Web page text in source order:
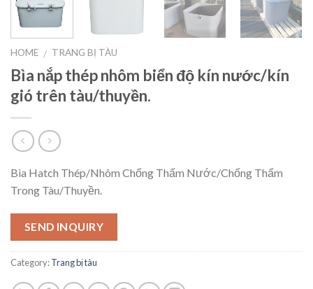
HOME / TRANG BỊ TÀU
Bìa nắp thép nhôm biển độ kín nước/kín
gió trên tàu/thuyền.
Bìa Hatch Thép/Nhôm Chống Thấm Nước/Chống Thấm
Trong Tàu/Thuyền.
SEND INQUIRY
Category:Trang bị tàu